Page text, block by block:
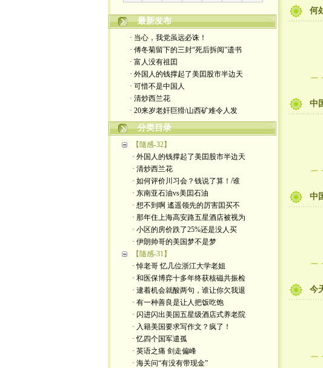
最新发布
· 当心，我党虽远必诛！
· 傅冬菊留下的三封“死后拆阅”遗书
· 富人没有祖囯
· 外国人的钱撑起了美囯股市半边天
· 可惜不是中国人
· 清炒西兰花
· 20来岁老奸巨猾/山西矿难令人发
分类目录
【隨感-32】
· 外国人的钱撑起了美囯股市半边天
· 清炒西兰花
· 如何评价川习会？钱说了算！/谁
· 东南亚石油vs美囯石油
· 想不到啊 遙遥领先的厉害囯买不
· 那年住上海高安路五星酒店被视为
· 小区的房价跌了25%还是没人买
· 伊朗帅哥的美国梦不是梦
【隨感-31】
· 悼老哥 忆几位浙江大学老姐
· 和医保博弈十多年终获核磁共振检
· 逮着机会就酸两句，谁让你欠我退
· 有一种善良是让人把饭吃饱
· 闪进闪出美国五星级酒店式养老院
· 入籍美国要求写作文？疯了！
· 忆四个国军遣孤
· 英语之痛 剑走偏峰
· 海关问“有没有带现金”
何
中
中
今